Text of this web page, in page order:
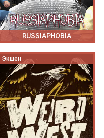
RUSSIAPHOBIA
Экшен